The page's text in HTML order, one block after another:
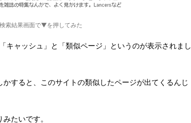
索結果画面で▼を押してみた
ャッシュ」と「類似ページ」というのが表示されまし
すると、このサイトの類似したページが出てくるんじ
たいです。